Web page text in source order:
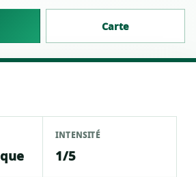
Carte
INTENSITÉ
1/5